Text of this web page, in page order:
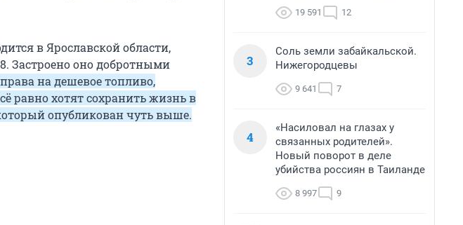
в Ярославской области,
Застроено оно добротными
на дешевое топливо,
равно хотят сохранить жизнь в
опубликован чуть выше.
19 591 12
3
Соль земли забайкальской.
Нижегородцевы
9 641 7
4
«Насиловал на глазах у
связанных родителей».
Новый поворот в деле
убийства россиян в Таиланде
8 997 9